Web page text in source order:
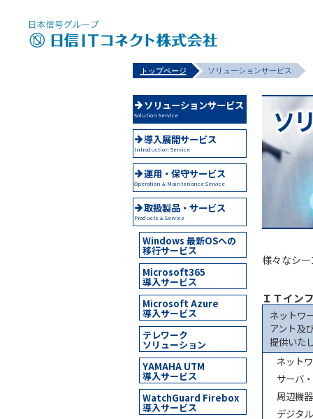
トップページ >
ソリューションサービス
ソリューションサービス
Solution Service
導入展開サービス
Introduction Service
運用・保守サービス
Operation & Maintenance Service
取扱製品・サービス
Products & Service
Windows 最新OSへの
移行サービス
Microsoft365
導入サービス
Microsoft Azure
導入サービス
テレワーク
ソリューション
YAMAHA UTM
導入サービス
WatchGuard Firebox
導入サービス
様々なシ
ＩＴイン
ネットワ
アント及
提供いた
ネット
サーバ
周辺機器
デジタ